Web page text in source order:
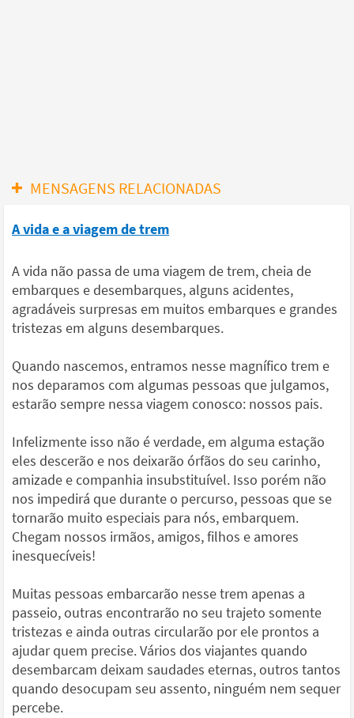
MENSAGENS RELACIONADAS
A vida e a viagem de trem
A vida não passa de uma viagem de trem, cheia de
embarques e desembarques, alguns acidentes,
agradáveis surpresas em muitos embarques e grandes
tristezas em alguns desembarques.
Quando nascemos, entramos nesse magnífico trem e
nos deparamos com algumas pessoas que julgamos,
estarão sempre nessa viagem conosco: nossos pais.
Infelizmente isso não é verdade, em alguma estação
eles descerão e nos deixarão órfãos do seu carinho,
amizade e companhia insubstituível. Isso porém não
nos impedirá que durante o percurso, pessoas que se
tornarão muito especiais para nós, embarquem.
Chegam nossos irmãos, amigos, filhos e amores
inesquecíveis!
Muitas pessoas embarcarão nesse trem apenas a
passeio, outras encontrarão no seu trajeto somente
tristezas e ainda outras circularão por ele prontos a
ajudar quem precise. Vários dos viajantes quando
desembarcam deixam saudades eternas, outros tantos
quando desocupam seu assento, ninguém nem sequer
percebe.